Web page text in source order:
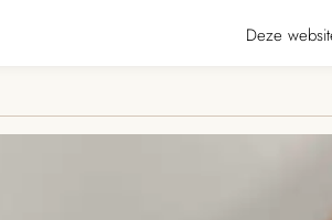
Deze